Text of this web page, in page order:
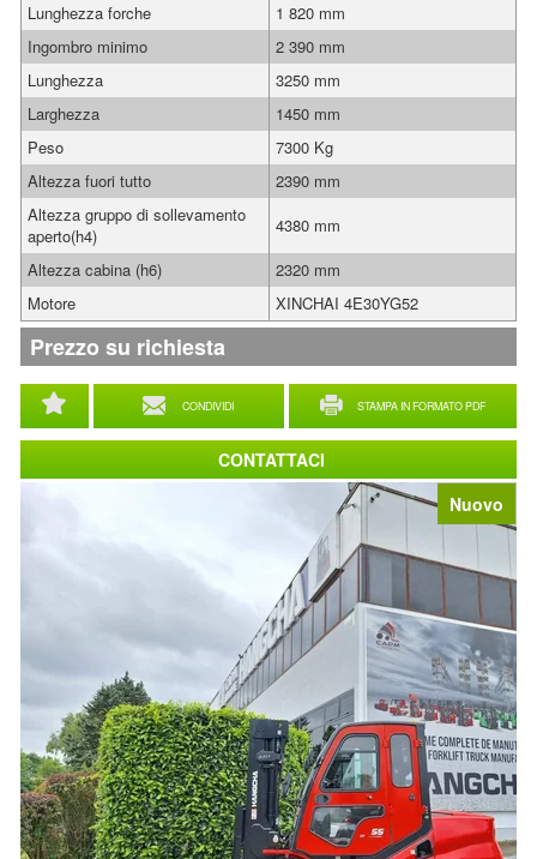
Nuovo
CONDIVIDI STAMPA IN FORMATO PDF
Lunghezza forche
1 820 mm
Ingombro minimo
2 390 mm
Lunghezza
3250 mm
Larghezza
1450 mm
Peso
7300 Kg
Altezza fuori tutto
2390 mm
Altezza gruppo di sollevamento
aperto(h4)
4380 mm
Altezza cabina (h6)
2320 mm
Motore
XINCHAI 4E30YG52
Prezzo su richiesta
CONTATTACI